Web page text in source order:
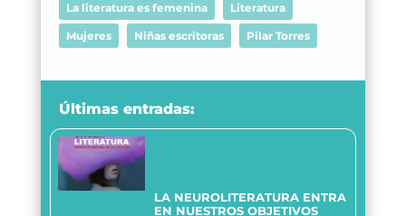
La literatura es femenina Literatura
Mujeres Niñas escritoras Pilar Torres
Últimas entradas:
LA NEUROLITERATURA ENTRA
EN NUESTROS OBJETIVOS